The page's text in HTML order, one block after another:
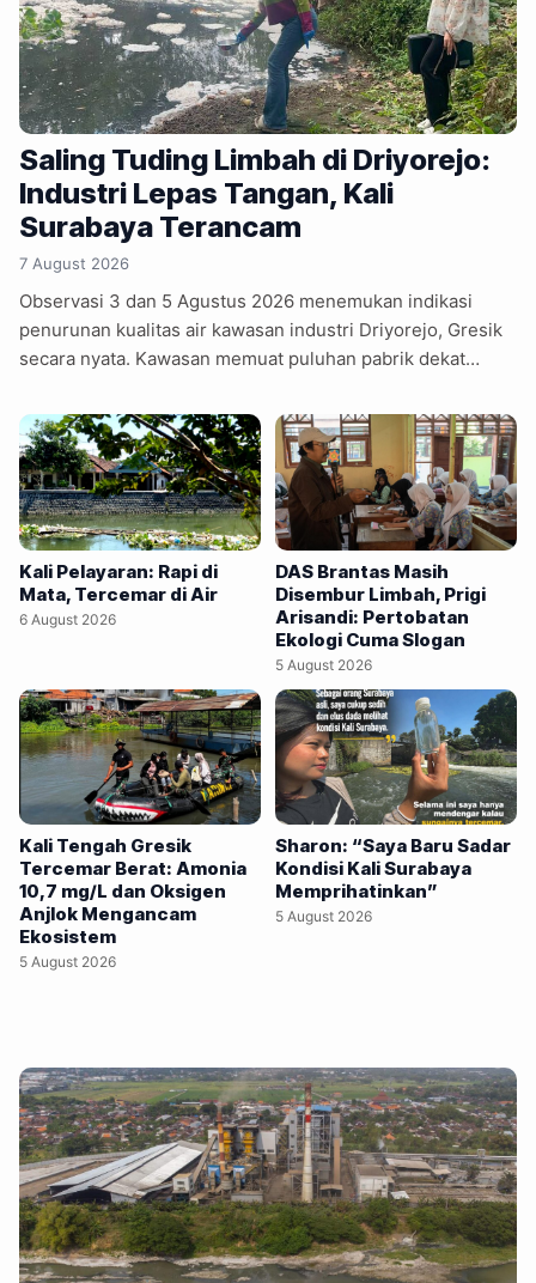
Saling Tuding Limbah di Driyorejo:
Industri Lepas Tangan, Kali
Surabaya Terancam
7 August 2026
Observasi 3 dan 5 Agustus 2026 menemukan indikasi
penurunan kualitas air kawasan industri Driyorejo, Gresik
secara nyata. Kawasan memuat puluhan pabrik dekat
memberi tekanan lingkungan. Mahasiswa Universitas
Brawijaya memetakan dua area industri dengan belasan
perusahaan dalam satu bentang kawasan perairan
bersama. Warga menyebut perusahaan saling menuding
sumber limbah, sementara investigasi pemerintah dinilai
belum memberi kepastian publik jelas. Penelusuran
menyimpulkan identifikasi pencemar memerlukan uji
laboratorium, pemetaan aliran, serta verifikasi instansi
berwenang secara menyeluruh. KAWASAN industri
Driyorejo, Kabupaten Gresik, kerap menjadi sorotan.
Apalagi setelah hasil observasi mahasiswa yang dilakukan
dalam pekan ini. Dari hasil…
Kali Pelayaran: Rapi di
Mata, Tercemar di Air
6 August 2026
DAS Brantas Masih
Disembur Limbah, Prigi
Arisandi: Pertobatan
Ekologi Cuma Slogan
5 August 2026
Kali Tengah Gresik
Tercemar Berat: Amonia
10,7 mg/L dan Oksigen
Anjlok Mengancam
Ekosistem
5 August 2026
Sharon: “Saya Baru Sadar
Kondisi Kali Surabaya
Memprihatinkan”
5 August 2026